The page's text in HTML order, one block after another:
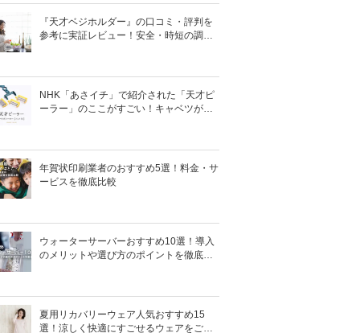
『天才ベジホルダー』の口コミ・評判を
参考に実証レビュー！安全・時短の調理
NHK「あさイチ」で紹介された「天才ピ
ーラー」のここがすごい！キャベツがほ
年賀状印刷業者のおすすめ5選！料金・サ
ービスを徹底比較
ウォーターサーバーおすすめ10選！導入
のメリットや選び方のポイントを徹底解
夏用リカバリーウェア人気おすすめ15
選！涼しく快適にすごせるウェアをご紹